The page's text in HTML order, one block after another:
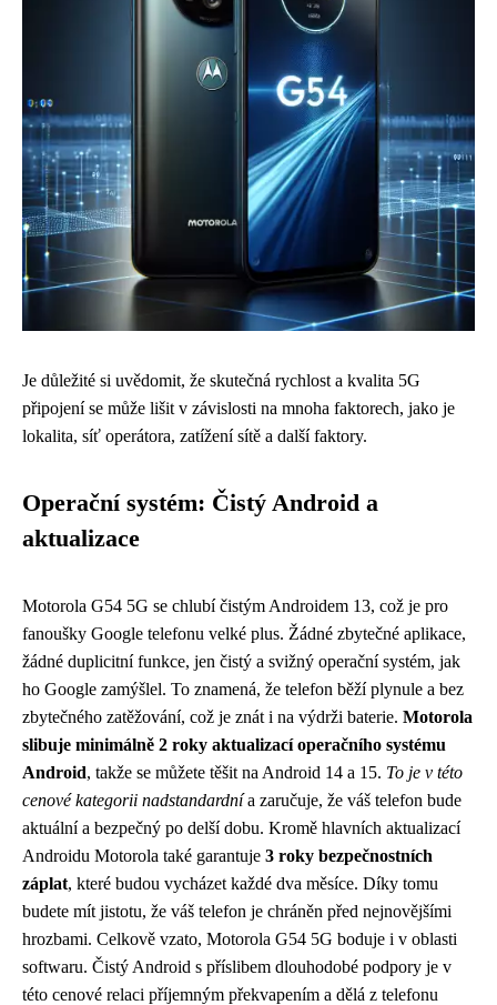
Je důležité si uvědomit, že skutečná rychlost a kvalita 5G
připojení se může lišit v závislosti na mnoha faktorech, jako je
lokalita, síť operátora, zatížení sítě a další faktory.
Operační systém: Čistý Android a
aktualizace
Motorola G54 5G se chlubí čistým Androidem 13, což je pro
fanoušky Google telefonu velké plus. Žádné zbytečné aplikace,
žádné duplicitní funkce, jen čistý a svižný operační systém, jak
ho Google zamýšlel. To znamená, že telefon běží plynule a bez
zbytečného zatěžování, což je znát i na výdrži baterie. Motorola
slibuje minimálně 2 roky aktualizací operačního systému
Android, takže se můžete těšit na Android 14 a 15. To je v této
cenové kategorii nadstandardnía zaručuje, že váš telefon bude
aktuální a bezpečný po delší dobu. Kromě hlavních aktualizací
Androidu Motorola také garantuje 3 roky bezpečnostních
záplat, které budou vycházet každé dva měsíce. Díky tomu
budete mít jistotu, že váš telefon je chráněn před nejnovějšími
hrozbami. Celkově vzato, Motorola G54 5G boduje i v oblasti
softwaru. Čistý Android s příslibem dlouhodobé podpory je v
této cenové relaci příjemným překvapením a dělá z telefonu